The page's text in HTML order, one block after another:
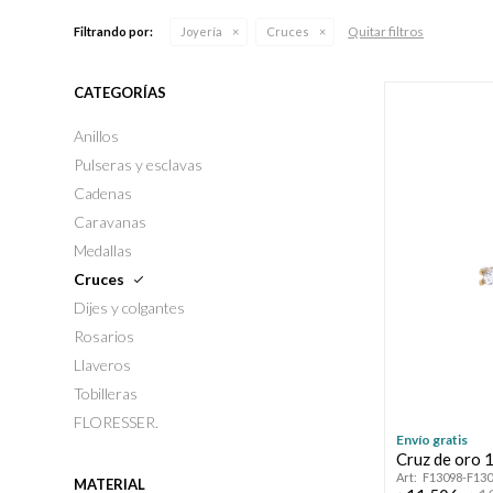
Filtrando por: Joyería Cruces Quitar filtros
Envío gratis
Cruz de oro
F13098-
CATEGORÍAS
Anillos
Pulseras y esclavas
Cadenas
Caravanas
Medallas
Cruces
Dijes y colgantes
Rosarios
Llaveros
Tobilleras
FLORESSER.
MATERIAL